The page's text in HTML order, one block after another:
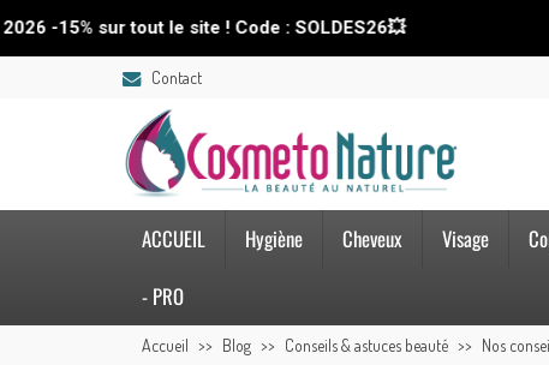
tout le site ! Code : SOLDES26💥 📢
Contact
ACCUEIL Hygiène Cheveux Visage
- PRO
Accueil Blog Conseils & astuces beauté Nos